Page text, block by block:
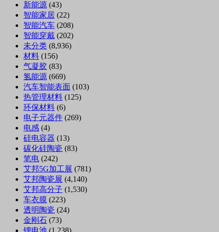
新能源 (43)
智能家居 (22)
智能汽车 (208)
智能穿戴 (202)
未分类 (8,936)
材料 (156)
气凝胶 (83)
氢能源 (669)
汽车智能表面 (103)
热管理材料 (125)
环保材料 (6)
电子元器件 (269)
电感 (4)
硅电容器 (13)
碳化硅陶瓷 (83)
笔电 (242)
艾邦5G加工展 (781)
艾邦陶瓷展 (4,140)
艾邦高分子 (1,530)
车衣膜 (223)
透明陶瓷 (24)
金刚石 (73)